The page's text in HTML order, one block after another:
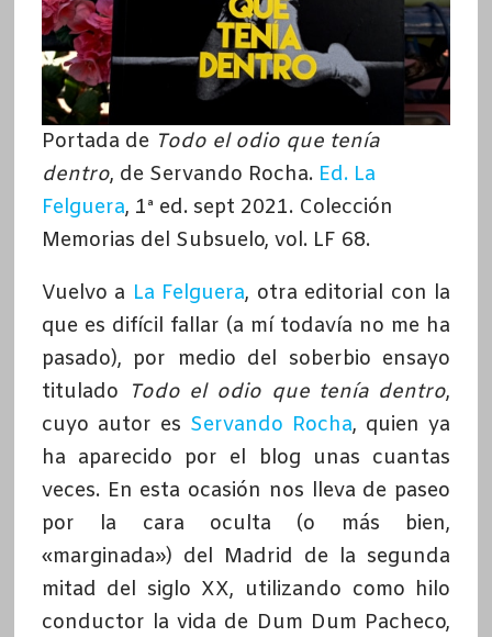
Portada de Todo el odio que tenía
dentro, de Servando Rocha. Ed. La
Felguera, 1ª ed. sept 2021. Colección
Memorias del Subsuelo, vol. LF 68.
Vuelvo a La Felguera, otra editorial con la
que es difícil fallar (a mí todavía no me ha
pasado), por medio del soberbio ensayo
titulado Todo el odio que tenía dentro,
cuyo autor es Servando Rocha, quien ya
ha aparecido por el blog unas cuantas
veces. En esta ocasión nos lleva de paseo
por la cara oculta (o más bien,
«marginada») del Madrid de la segunda
mitad del siglo XX, utilizando como hilo
conductor la vida de Dum Dum Pacheco,